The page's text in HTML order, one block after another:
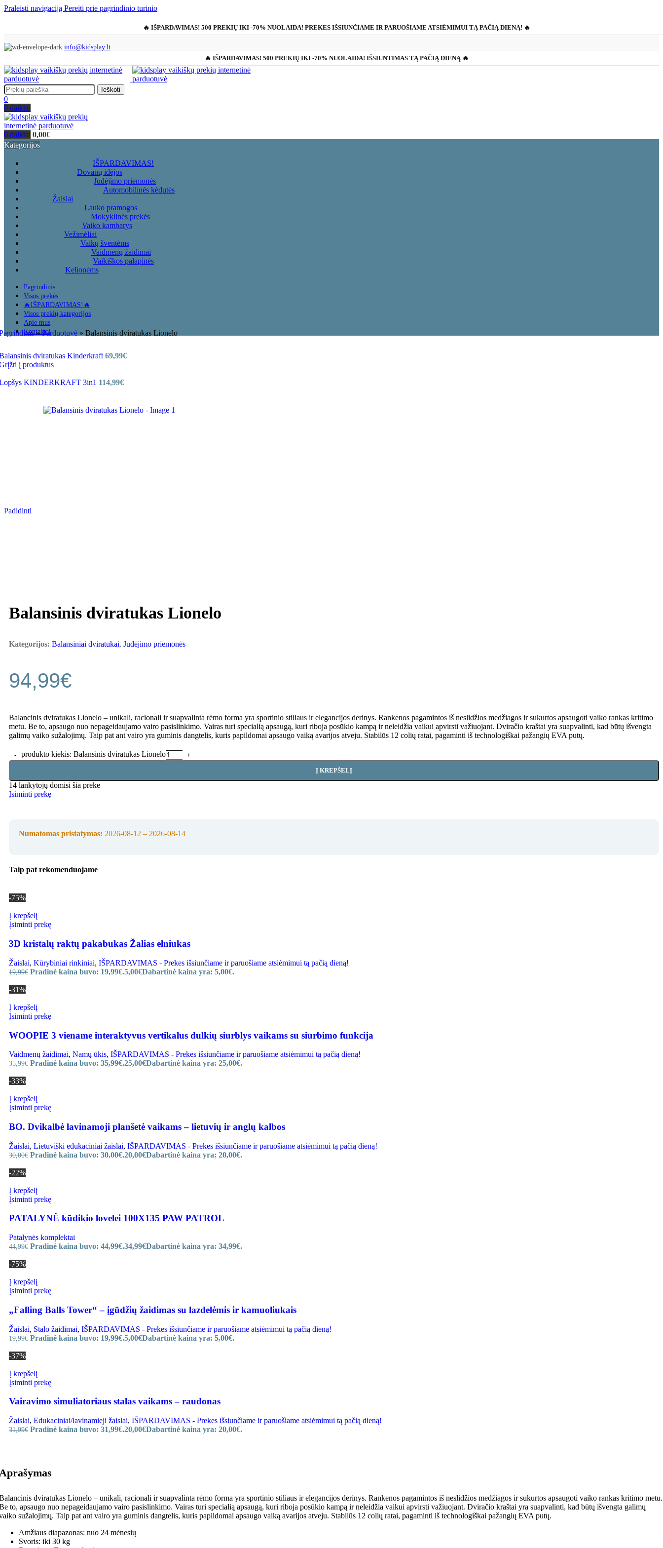
Praleisti navigaciją Pereiti prie pagrindinio turinio
🔥 IŠPARDAVIMAS! 500 PREKIŲ IKI -70% NUOLAIDA! PREKES IŠSIUNČIAME IR PARUOŠIAME ATSIĖMIMUI TĄ PAČIĄ DIENĄ! 🔥
info@kidsplay.lt
🔥 IŠPARDAVIMAS! 500 PREKIŲ IKI -70% NUOLAIDA! IŠSIUNTIMAS TĄ PAČIĄ DIENĄ 🔥
Ieškoti
0
0 daiktai
0 daiktai 0,00€
Kategorijos
IŠPARDAVIMAS!
Dovanų idėjos
Judėjimo priemonės
Automobilinės kėdutės
Žaislai
Lauko pramogos
Mokyklinės prekės
Vaiko kambarys
Vežimėliai
Vaikų šventėms
Vaidmenų žaidimai
Vaikiškos palapinės
Kelionėms
Pagrindinis
Visos prekės
🔥IŠPARDAVIMAS!🔥
Visos prekių kategorijos
Apie mus
Kontaktai
»Parduotuvė » Balansinis dviratukas Lionelo
dviratukas Kinderkraft 69,99€
į produktus
KINDERKRAFT 3in1 114,99€
Padidinti
Balansinis dviratukas Lionelo
Kategorijos: Balansiniai dviratukai, Judėjimo priemonės
94,99€
Balancinis dviratukas Lionelo – unikali, racionali ir suapvalinta rėmo forma yra sportinio stiliaus ir elegancijos derinys. Rankenos pagamintos iš neslidžios medžiagos ir sukurtos apsaugoti vaiko rankas kritimo
metu. Be to, apsaugo nuo nepageidaujamo vairo pasislinkimo. Vairas turi specialią apsaugą, kuri riboja posūkio kampą ir neleidžia vaikui apvirsti važiuojant. Dviračio kraštai yra suapvalinti, kad būtų išvengta
galimų vaiko sužalojimų. Taip pat ant vairo yra guminis dangtelis, kuris papildomai apsaugo vaiką avarijos atveju. Stabilūs 12 colių ratai, pagaminti iš technologiškai pažangių EVA putų.
produkto kiekis: Balansinis dviratukas Lionelo
Į KREPŠELĮ
14 lankytojų domisi šia preke
Įsiminti prekę
Numatomas pristatymas: 2026-08-12 – 2026-08-14
Taip pat rekomenduojame
-75%
Į krepšelį
Įsiminti prekę
3D kristalų raktų pakabukas Žalias elniukas
Žaislai, Kūrybiniai rinkiniai, IŠPARDAVIMAS - Prekes išsiunčiame ir paruošiame atsiėmimui tą pačią dieną!
19,99€ Pradinė kaina buvo: 19,99€.5,00€Dabartinė kaina yra: 5,00€.
-31%
Į krepšelį
Įsiminti prekę
WOOPIE 3 viename interaktyvus vertikalus dulkių siurblys vaikams su siurbimo funkcija
Vaidmenų žaidimai, Namų ūkis, IŠPARDAVIMAS - Prekes išsiunčiame ir paruošiame atsiėmimui tą pačią dieną!
35,99€ Pradinė kaina buvo: 35,99€.25,00€Dabartinė kaina yra: 25,00€.
-33%
Į krepšelį
Įsiminti prekę
BO. Dvikalbė lavinamoji planšetė vaikams – lietuvių ir anglų kalbos
Žaislai, Lietuviški edukaciniai žaislai, IŠPARDAVIMAS - Prekes išsiunčiame ir paruošiame atsiėmimui tą pačią dieną!
30,00€ Pradinė kaina buvo: 30,00€.20,00€Dabartinė kaina yra: 20,00€.
-22%
Į krepšelį
Įsiminti prekę
PATALYNĖ kūdikio lovelei 100X135 PAW PATROL
Patalynės komplektai
44,99€ Pradinė kaina buvo: 44,99€.34,99€Dabartinė kaina yra: 34,99€.
-75%
Į krepšelį
Įsiminti prekę
„Falling Balls Tower“ – įgūdžių žaidimas su lazdelėmis ir kamuoliukais
Žaislai, Stalo žaidimai, IŠPARDAVIMAS - Prekes išsiunčiame ir paruošiame atsiėmimui tą pačią dieną!
19,99€ Pradinė kaina buvo: 19,99€.5,00€Dabartinė kaina yra: 5,00€.
-37%
Į krepšelį
Įsiminti prekę
Vairavimo simuliatoriaus stalas vaikams – raudonas
Žaislai, Edukaciniai/lavinamieji žaislai, IŠPARDAVIMAS - Prekes išsiunčiame ir paruošiame atsiėmimui tą pačią dieną!
31,99€ Pradinė kaina buvo: 31,99€.20,00€Dabartinė kaina yra: 20,00€.
dviratukas Lionelo – unikali, racionali ir suapvalinta rėmo forma yra sportinio stiliaus ir elegancijos derinys. Rankenos pagamintos iš neslidžios medžiagos ir sukurtos apsaugoti vaiko rankas kritimo metu.
to, apsaugo nuo nepageidaujamo vairo pasislinkimo. Vairas turi specialią apsaugą, kuri riboja posūkio kampą ir neleidžia vaikui apvirsti važiuojant. Dviračio kraštai yra suapvalinti, kad būtų išvengta galimų
sužalojimų. Taip pat ant vairo yra guminis dangtelis, kuris papildomai apsaugo vaiką avarijos atveju. Stabilūs 12 colių ratai, pagaminti iš technologiškai pažangių EVA putų.
Amžiaus diapazonas: nuo 24 mėnesių
Svoris: iki 30 kg